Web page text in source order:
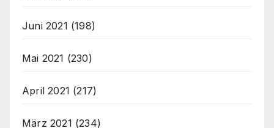
Juni 2021 (198)
Mai 2021 (230)
April 2021 (217)
März 2021 (234)